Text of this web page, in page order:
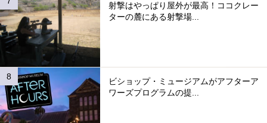
射撃はやっぱり屋外が最高！ココクレー
ターの麓にある射撃場...
ビショップ・ミュージアムがアフターア
ワーズプログラムの提...